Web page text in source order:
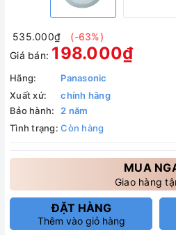
535.000₫
(-63%)
Giá bán: 198.000₫
Hãng:
Panasonic
Xuất xứ:
chính hãng
Bảo hành:
2 năm
Tình trạng: Còn hàng
MUA
Giao hàng
ĐẶT HÀNG
Thêm vào giỏ hàng